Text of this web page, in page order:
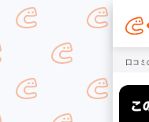
口コミ